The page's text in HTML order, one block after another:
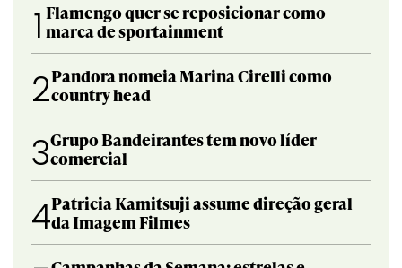
1 Flamengo quer se reposicionar como
marca de sportainment
2Pandora nomeia Marina Cirelli como
country head
3Grupo Bandeirantes tem novo líder
comercial
4Patricia Kamitsuji assume direção geral
da Imagem Filmes